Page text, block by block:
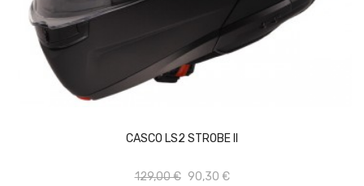
CASCO LS2 STROBE II
129,00 € 90,30 €